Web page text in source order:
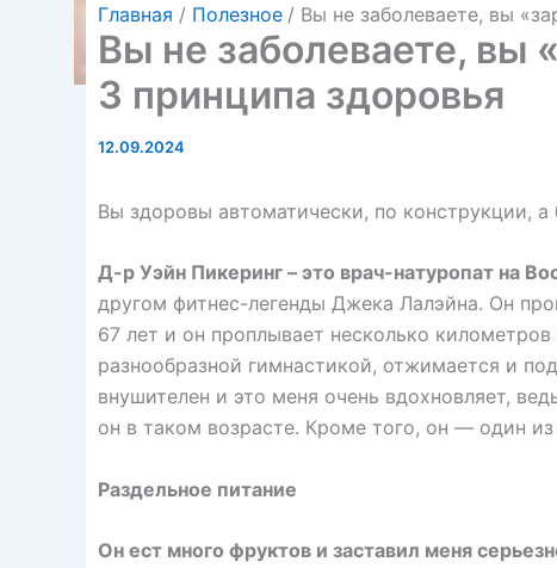
Главная Полезное Вы не заболеваете, вы
Вы не заболеваете, вы
3 принципа здоровья
12.09.2024
Вы здоровы автоматически, по конструкции,
Д-р Уэйн Пикеринг – это врач-натуропат на
другом фитнес-легенды Джека Лалэйна. Он
67 лет и он проплывает несколько
разнообразной гимнастикой, отжимается и
внушителен и это меня очень вдохновляет,
он в таком возрасте. Кроме того, он — один
Раздельное питание
Он ест много фруктов и заставил меня